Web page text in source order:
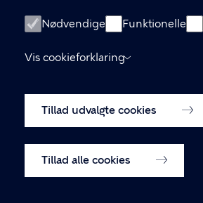
Nødvendige Funktionelle
Vis cookieforklaring
Tillad udvalgte cookies
Tillad alle cookies
Nyhedsbrev
Amager Vest Borgerpanel
Cookiepolitik
Cookieindstillinger